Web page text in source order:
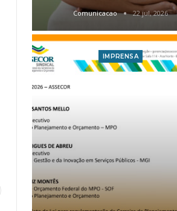
Comunicacao 22 jul, 2026
IMPRENSA